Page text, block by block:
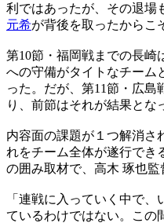
利ではあったが、その退場
元希が背後を取ったからこ
第10節・福岡戦までの長崎
への守備がタイトなチーム
った。だが、第11節・広島
り、前節はそれが結果とな
内容面の課題が１つ解消さ
れをチーム全体が遂行でき
の囲み取材で、高木 琢也監
「連戦に入っていく中で
ているわけではない。この